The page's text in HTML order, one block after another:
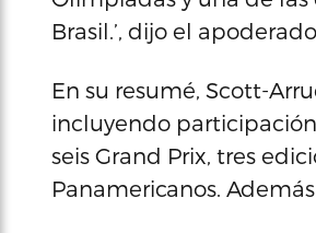
Brasil.’, dijo el
En su resumé, Scott-
incluyendo participación
seis Grand Prix, tres
Panamericanos.